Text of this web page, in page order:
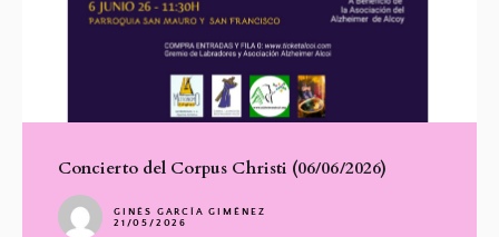
Concierto del Corpus Christi (06/06/2026)
GINÉS GARCÍA GIMÉNEZ
21/05/2026